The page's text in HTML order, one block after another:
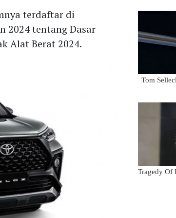
terdaftar di
2024 tentang Dasar
Alat Berat 2024.